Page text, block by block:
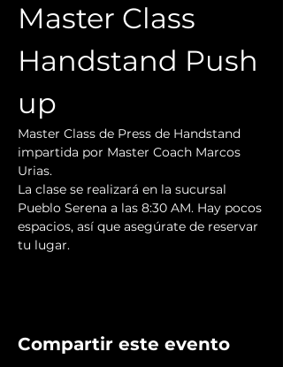
Master Class
Handstand Push
up
Master Class de Press de Handstand
impartida por Master Coach Marcos
Urias.
La clase se realizará en la sucursal
Pueblo Serena a las 8:30 AM. Hay pocos
espacios, así que asegúrate de reservar
tu lugar.
Compartir este evento